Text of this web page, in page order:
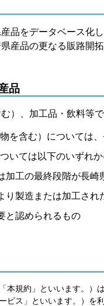
品をデータベース化
産品の更なる販路開
品
）、加工品・飲料等
を含む）については
いては以下のいずれ
加工の最終段階が長崎
り製造または加工さ
と認められるもの
本規約」といいます。）
ビス」といいます。）を